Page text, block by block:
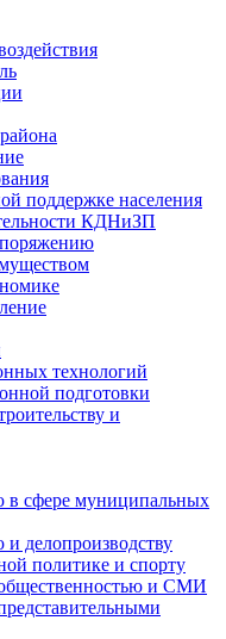
поддержке населения
КДНиЗП
технологий
подготовки
и
в сфере муниципальных
делопроизводству
политике и спорту
и СМИ